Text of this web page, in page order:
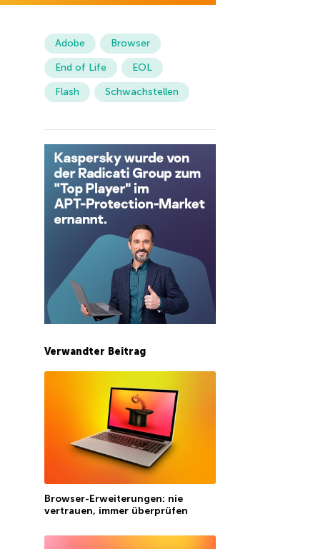
Adobe
Browser
End of Life
EOL
Flash
Schwachstellen
Verwandter Beitrag
Browser-Erweiterungen: nie
vertrauen, immer überprüfen